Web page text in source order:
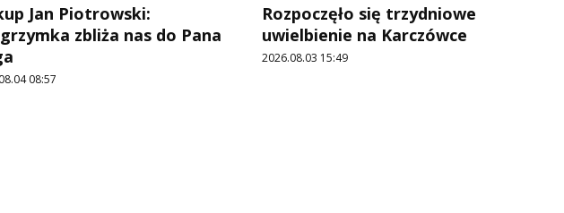
Jan Piotrowski:
zbliża nas do Pana
08:57
Rozpoczęło się trzydniowe
uwielbienie na Karczówce
2026.08.03 15:49